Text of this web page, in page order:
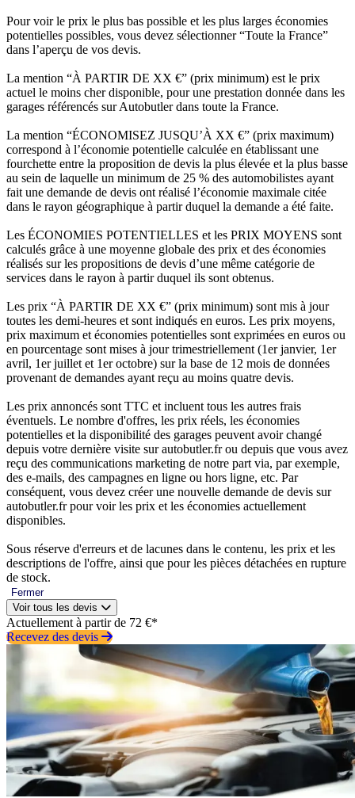
Pour voir le prix le plus bas possible et les plus larges économies
potentielles possibles, vous devez sélectionner “Toute la France”
dans l’aperçu de vos devis.
La mention “À PARTIR DE XX €” (prix minimum) est le prix
actuel le moins cher disponible, pour une prestation donnée dans les
garages référencés sur Autobutler dans toute la France.
La mention “ÉCONOMISEZ JUSQU’À XX €” (prix maximum)
correspond à l’économie potentielle calculée en établissant une
fourchette entre la proposition de devis la plus élevée et la plus basse
au sein de laquelle un minimum de 25 % des automobilistes ayant
fait une demande de devis ont réalisé l’économie maximale citée
dans le rayon géographique à partir duquel la demande a été faite.
Les ÉCONOMIES POTENTIELLES et les PRIX MOYENS sont
calculés grâce à une moyenne globale des prix et des économies
réalisés sur les propositions de devis d’une même catégorie de
services dans le rayon à partir duquel ils sont obtenus.
Les prix “À PARTIR DE XX €” (prix minimum) sont mis à jour
toutes les demi-heures et sont indiqués en euros. Les prix moyens,
prix maximum et économies potentielles sont exprimées en euros ou
en pourcentage sont mises à jour trimestriellement (1er janvier, 1er
avril, 1er juillet et 1er octobre) sur la base de 12 mois de données
provenant de demandes ayant reçu au moins quatre devis.
Les prix annoncés sont TTC et incluent tous les autres frais
éventuels. Le nombre d'offres, les prix réels, les économies
potentielles et la disponibilité des garages peuvent avoir changé
depuis votre dernière visite sur autobutler.fr ou depuis que vous avez
reçu des communications marketing de notre part via, par exemple,
des e-mails, des campagnes en ligne ou hors ligne, etc. Par
conséquent, vous devez créer une nouvelle demande de devis sur
autobutler.fr pour voir les prix et les économies actuellement
disponibles.
Sous réserve d'erreurs et de lacunes dans le contenu, les prix et les
descriptions de l'offre, ainsi que pour les pièces détachées en rupture
de stock.
Fermer
Voir tous les devis
Actuellement à partir de 72 €*
Recevez des devis